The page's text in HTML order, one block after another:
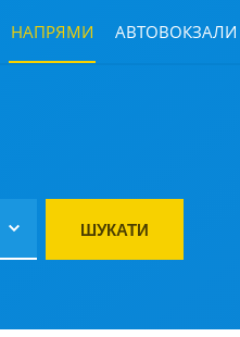
НАПРЯМИ АВТОВОКЗАЛИ
ШУКАТИ